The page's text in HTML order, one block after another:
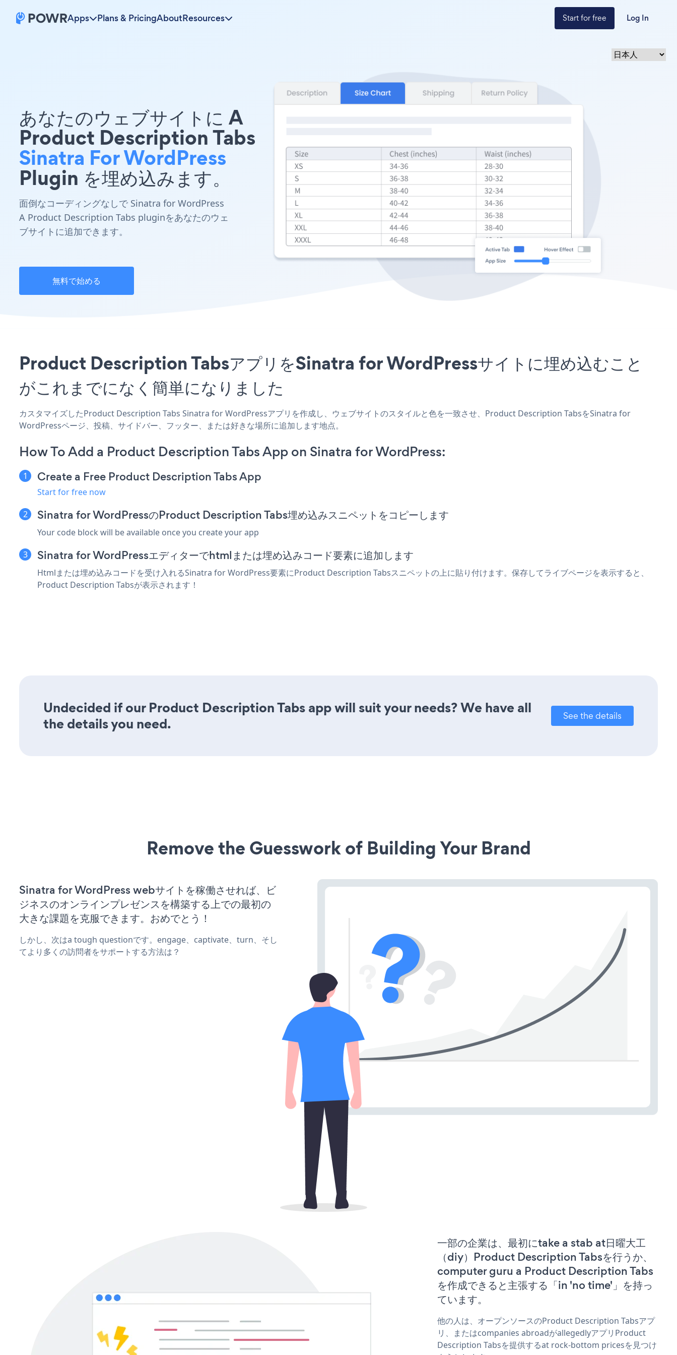
Apps Plans & PricingAboutResources Start for free Log In
あなたのウェブサイトに A
Product Description Tabs
Sinatra For WordPress
Plugin を埋め込みます。
面倒なコーディングなしで Sinatra for WordPress
A Product Description Tabs pluginをあなたのウェ
ブサイトに追加できます。
無料で始める
Product Description TabsアプリをSinatra for WordPressサイトに埋め込むこと
がこれまでになく簡単になりました
カスタマイズしたProduct Description Tabs Sinatra for WordPressアプリを作成し、ウェブサイトのスタイルと色を一致させ、Product Description TabsをSinatra for
WordPressページ、投稿、サイドバー、フッター、または好きな場所に追加します地点。
How To Add a Product Description Tabs App on Sinatra for WordPress:
Create a Free Product Description Tabs App
Start for free now
Sinatra for WordPressのProduct Description Tabs埋め込みスニペットをコピーします
Your code block will be available once you create your app
Sinatra for WordPressエディターでhtmlまたは埋め込みコード要素に追加します
Htmlまたは埋め込みコードを受け入れるSinatra for WordPress要素にProduct Description Tabsスニペットの上に貼り付けます。保存してライブページを表示すると、
Product Description Tabsが表示されます！
Undecided if our Product Description Tabs app will suit your needs? We have all
the details you need.
See the details
Remove the Guesswork of Building Your Brand
Sinatra for WordPress webサイトを稼働させれば、ビ
ジネスのオンラインプレゼンスを構築する上での最初の
大きな課題を克服できます。おめでとう！
しかし、次はa tough questionです。engage、captivate、turn、そし
てより多くの訪問者をサポートする方法は？
一部の企業は、最初にtake a stab at日曜大工
（diy）Product Description Tabsを行うか、
computer guru a Product Description Tabs
を作成できると主張する「in 'no time'」を持っ
ています。
他の人は、オープンソースのProduct Description Tabsアプ
リ、またはcompanies abroadがallegedlyアプリProduct
Description Tabsを提供するat rock-bottom pricesを見つけ